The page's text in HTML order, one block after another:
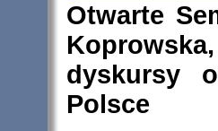
Otwarte
dyskursy
Polsce